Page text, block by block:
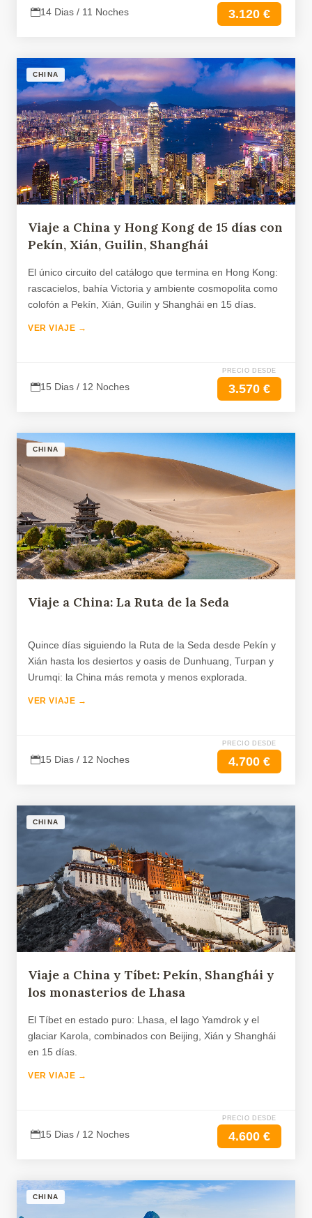
14 Dias / 11 Noches 3.120 €
CHINA
Viaje a China y Hong Kong de 15 días con
Pekín, Xián, Guilin, Shanghái
El único circuito del catálogo que termina en Hong Kong:
rascacielos, bahía Victoria y ambiente cosmopolita como
colofón a Pekín, Xián, Guilin y Shanghái en 15 días.
VER VIAJE →
15 Dias / 12 Noches
PRECIO DESDE
3.570 €
CHINA
Viaje a China: La Ruta de la Seda
Quince días siguiendo la Ruta de la Seda desde Pekín y
Xián hasta los desiertos y oasis de Dunhuang, Turpan y
Urumqi: la China más remota y menos explorada.
VER VIAJE →
15 Dias / 12 Noches
PRECIO DESDE
4.700 €
CHINA
Viaje a China y Tíbet: Pekín, Shanghái y
los monasterios de Lhasa
El Tíbet en estado puro: Lhasa, el lago Yamdrok y el
glaciar Karola, combinados con Beijing, Xián y Shanghái
en 15 días.
VER VIAJE →
15 Dias / 12 Noches
PRECIO DESDE
4.600 €
CHINA